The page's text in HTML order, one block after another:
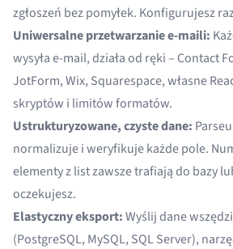
zgłoszeń bez pomyłek. Konfigurujesz
Uniwersalne przetwarzanie e-maili:
wysyła e-mail, działa od ręki – Contact
JotForm, Wix, Squarespace, własne
skryptów i limitów formatów.
Ustrukturyzowane, czyste dane:
normalizuje i weryfikuje każde pole.
elementy z list zawsze trafiają do bazy
oczekujesz.
Elastyczny eksport:Wyślij dane
(PostgreSQL, MySQL, SQL Server),